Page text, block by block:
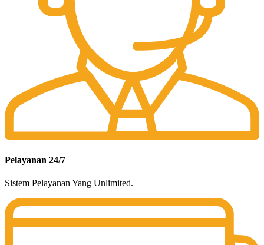
Pelayanan 24/7
Sistem Pelayanan Yang Unlimited.